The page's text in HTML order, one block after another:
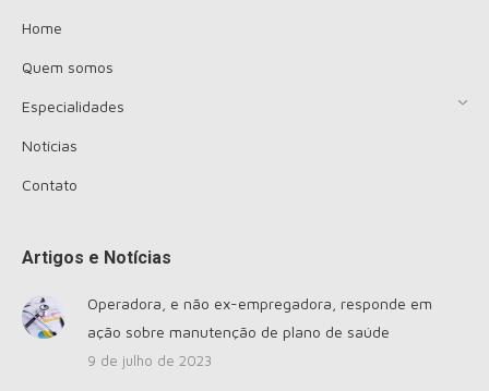
Home
Quem somos
Especialidades
Notícias
Contato
Artigos e Notícias
Operadora, e não ex-empregadora, responde em
ação sobre manutenção de plano de saúde
9 de julho de 2023